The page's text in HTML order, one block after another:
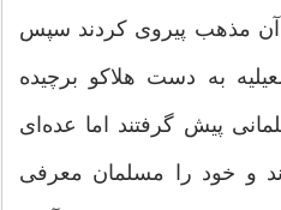
از آن مذهب پیروی کردند سپس
اسمعیلیه به دست هلاکو برچیده
پیش گرفتند اما عده‌ای
و خود را مسلمان معرفی